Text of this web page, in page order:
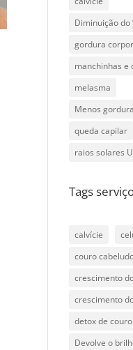
Diminuição do
gordura
manchinhas e
melasma
Menos
queda capilar
raios solares
Tags
calvície
couro
crescimento
crescimento
detox de
Devolve o